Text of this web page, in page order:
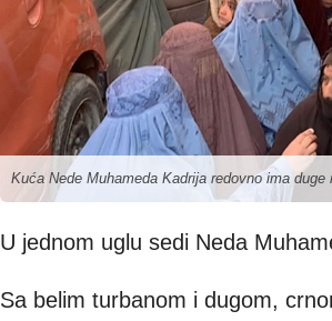
Kuća Nede Muhameda Kadrija redovno ima
U jednom uglu sedi Neda
Sa belim turbanom i dugom,